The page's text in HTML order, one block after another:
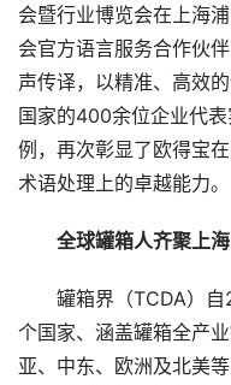
会暨行业博览会在上海
会官方语言服务合作伙
声传译，以精准、高效
国家的400余位企业代
例，再次彰显了欧得宝
术语处理上的卓越能力。
全球罐箱人齐聚上
罐箱界（TCDA）自
个国家、涵盖罐箱全产
亚、中东、欧洲及北美